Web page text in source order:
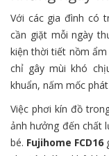
Với các gia đình có
cần giặt mỗi ngày
kiện thời tiết nồm
chỉ gây mùi khó
khuẩn, nấm mốc
Việc phơi kín đồ
ảnh hưởng đến chất
bé. Fujihome FCD16